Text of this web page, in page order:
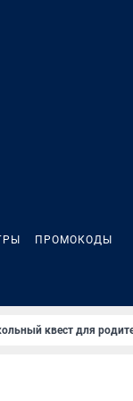
ПРОМОКОДЫ
квест для